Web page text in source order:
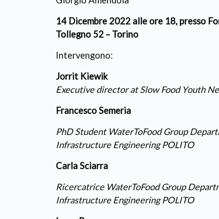
14 Dicembre 2022 alle ore 18, presso
Tollegno 52 – Torino
Intervengono:
Jorrit Kiewik
Executive director at Slow Food Youth
Francesco Semeria
PhD Student WaterToFood Group
Infrastructure Engineering POLITO
Carla Sciarra
Ricercatrice WaterToFood Group
Infrastructure Engineering POLITO